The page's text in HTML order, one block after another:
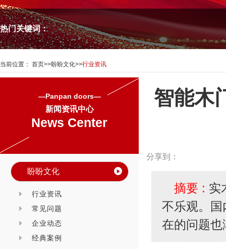
热门关键词：
当前位置： 首页>>盼盼文化>>行业资讯
—Panpan doors—
新闻资讯中心
News Center
盼盼文化
行业资讯
常见问题
企业动态
经典案例
智能木
分享到：
摘要 : 实
不乐观。
在的问题